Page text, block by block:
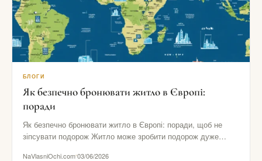
БЛОГИ
Як безпечно бронювати житло в Європі:
поради
Як безпечно бронювати житло в Європі: поради, щоб не
зіпсувати подорож Житло може зробити подорож дуже
NaVlasniOchi.com03/06/2026